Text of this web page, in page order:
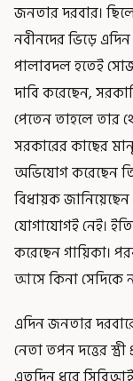
জনতার দরবার।
নবীনদের ভিড়ে
পালাবদল হতেই
দাবি করেছেন,
পেতেন তাহলে তার
সরকারের কাছের
অভিযোগ করেছেন
বিধায়ক
যোগাযোগই নেই।
করেছেন গায়িকা।
আসে কিনা সেদিকে
এদিন জনতার
নেতা তপন দত্তের